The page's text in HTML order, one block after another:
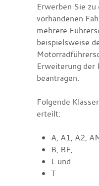
Erwerben Sie zu
vorhandenen
mehrere
beispielsweise
Erweiterung der
beantragen.
Folgende
erteilt:
A, A1, A2,
B, BE,
L und
T